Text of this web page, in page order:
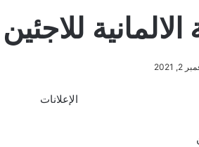
الالمانية للاجئين
2021
الإعلانات